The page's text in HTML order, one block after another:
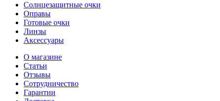
Солнцезащитные очки
Оправы
Готовые очки
Линзы
Аксессуары
О магазине
Статьи
Отзывы
Сотрудничество
Гарантии